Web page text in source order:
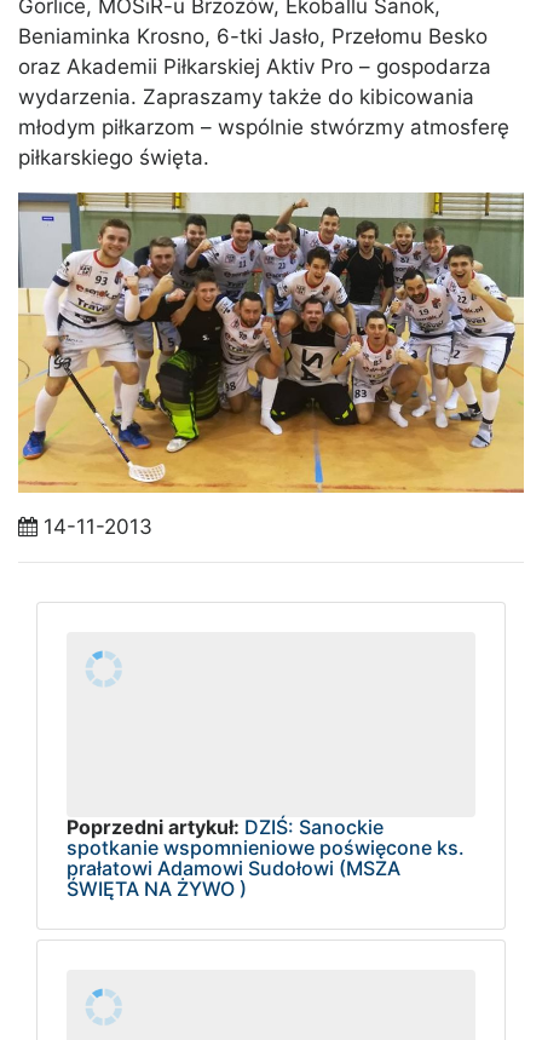
Gorlice, MOSiR-u Brzozów, Ekoballu Sanok,
Beniaminka Krosno, 6-tki Jasło, Przełomu Besko
oraz Akademii Piłkarskiej Aktiv Pro – gospodarza
wydarzenia. Zapraszamy także do kibicowania
młodym piłkarzom – wspólnie stwórzmy atmosferę
piłkarskiego święta.
14-11-2013
Poprzedni artykuł: DZIŚ: Sanockie
spotkanie wspomnieniowe poświęcone ks.
prałatowi Adamowi Sudołowi (MSZA
ŚWIĘTA NA ŻYWO )